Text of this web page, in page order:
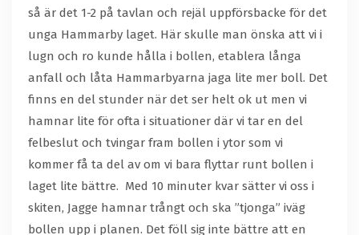
så är det 1-2 på tavlan och rejäl uppförsbacke för det
unga Hammarby laget. Här skulle man önska att vi i
lugn och ro kunde hålla i bollen, etablera långa
anfall och låta Hammarbyarna jaga lite mer boll. Det
finns en del stunder när det ser helt ok ut men vi
hamnar lite för ofta i situationer där vi tar en del
felbeslut och tvingar fram bollen i ytor som vi
kommer få ta del av om vi bara flyttar runt bollen i
laget lite bättre. Med 10 minuter kvar sätter vi oss i
skiten, Jagge hamnar trångt och ska ”tjonga” iväg
bollen upp i planen. Det föll sig inte bättre att en